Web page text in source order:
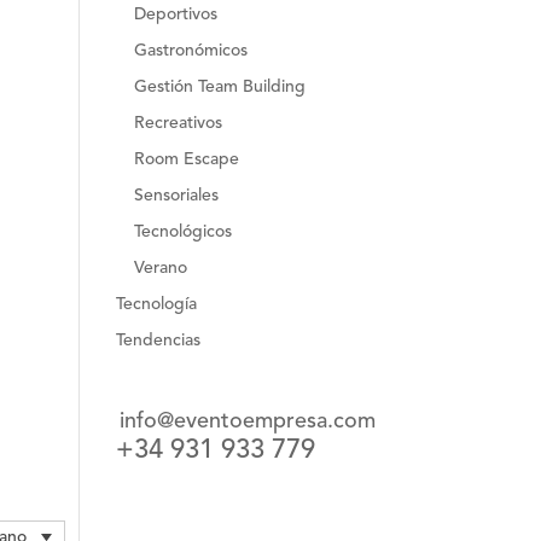
Deportivos
Gastronómicos
Gestión Team Building
Recreativos
Room Escape
Sensoriales
Tecnológicos
Verano
Tecnología
Tendencias
info@eventoempresa.com
+34 931 933 779